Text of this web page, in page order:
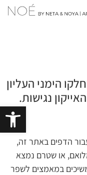
פתח
הימני העליון
נגישות.
הדפים באתר זה,
או שטרם נמצא
במאמצים לשפר